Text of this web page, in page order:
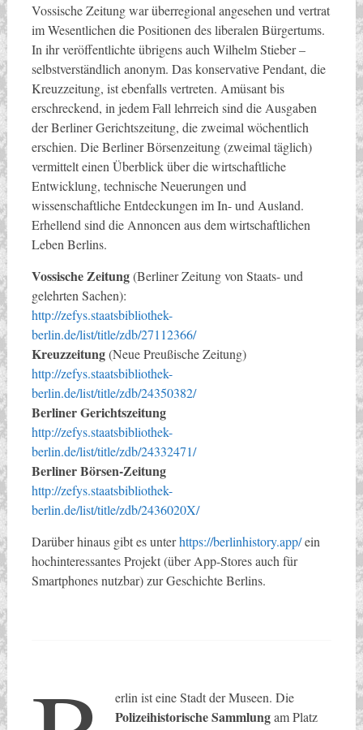
Vossische Zeitung war überregional angesehen und vertrat
im Wesentlichen die Positionen des liberalen Bürgertums.
In ihr veröffentlichte übrigens auch Wilhelm Stieber –
selbstverständlich anonym. Das konservative Pendant, die
Kreuzzeitung, ist ebenfalls vertreten. Amüsant bis
erschreckend, in jedem Fall lehrreich sind die Ausgaben
der Berliner Gerichtszeitung, die zweimal wöchentlich
erschien. Die Berliner Börsenzeitung (zweimal täglich)
vermittelt einen Überblick über die wirtschaftliche
Entwicklung, technische Neuerungen und
wissenschaftliche Entdeckungen im In- und Ausland.
Erhellend sind die Annoncen aus dem wirtschaftlichen
Leben Berlins.
Vossische Zeitung(Berliner Zeitung von Staats- und
gelehrten Sachen):
http://zefys.staatsbibliothek-
berlin.de/list/title/zdb/27112366/
Kreuzzeitung(Neue Preußische Zeitung)
http://zefys.staatsbibliothek-
berlin.de/list/title/zdb/24350382/
Berliner Gerichtszeitung
http://zefys.staatsbibliothek-
berlin.de/list/title/zdb/24332471/
Berliner Börsen-Zeitung
http://zefys.staatsbibliothek-
berlin.de/list/title/zdb/2436020X/
Darüber hinaus gibt es unterhttps://berlinhistory.app/ein
hochinteressantes Projekt (über App-Stores auch für
Smartphones nutzbar) zur Geschichte Berlins.
erlin ist eine Stadt der Museen. Die
Polizeihistorische Sammlungam Platz